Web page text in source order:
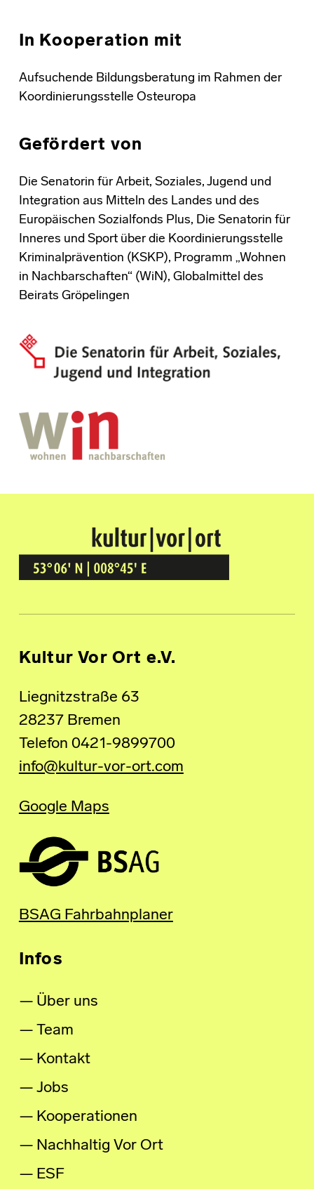
In Kooperation mit
Aufsuchende Bildungsberatung im Rahmen der
Koordinierungsstelle Osteuropa
Gefördert von
Die Senatorin für Arbeit, Soziales, Jugend und
Integration aus Mitteln des Landes und des
Europäischen Sozialfonds Plus, Die Senatorin für
Inneres und Sport über die Koordinierungsstelle
Kriminalprävention (KSKP), Programm „Wohnen
in Nachbarschaften“ (WiN), Globalmittel des
Beirats Gröpelingen
Kultur Vor Ort
BREMEN GRÖPELINGEN
Kultur Vor Ort e.V.
Liegnitzstraße 63
28237 Bremen
Telefon 0421-9899700
info@kultur-vor-ort.com
Google Maps
BSAG Fahrbahnplaner
Infos
Über uns
Team
Kontakt
Jobs
Kooperationen
Nachhaltig Vor Ort
ESF